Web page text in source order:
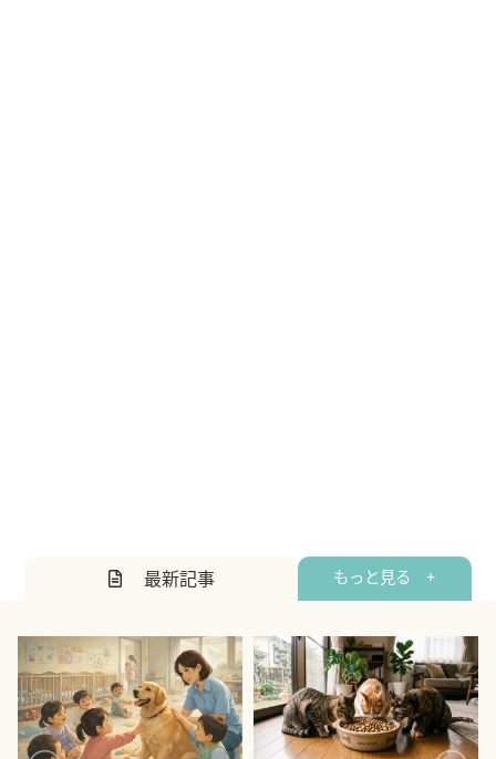
最新記事 もっと見る +